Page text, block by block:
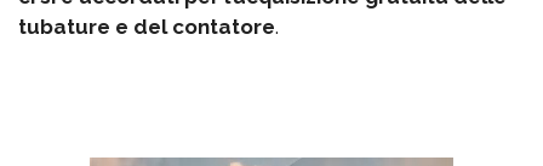
tubature e del contatore.